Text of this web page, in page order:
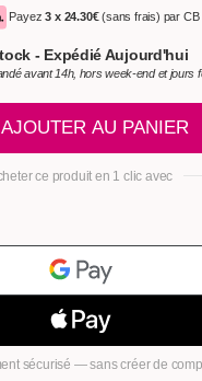
Payez3 x 24.30€(sans frais) par CB
- Expédié Aujourd'hui
avant 14h, hors week-end et jours
AJOUTER AU PANIER
ce produit en 1 clic avec
sécurisé — sans créer de